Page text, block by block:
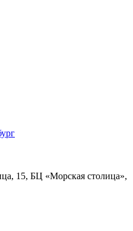
15, БЦ «Морская столица»,